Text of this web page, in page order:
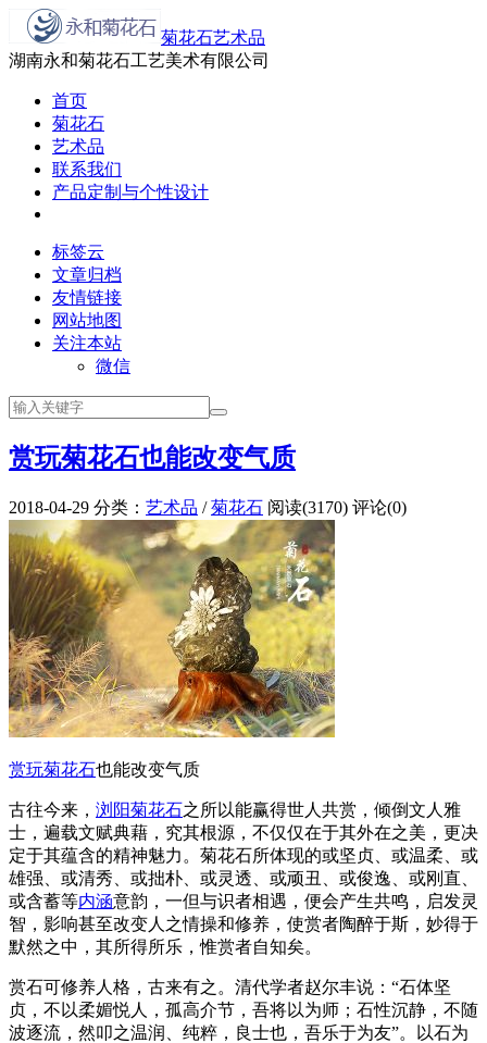
菊花石艺术品
湖南永和菊花石工艺美术有限公司
首页
菊花石
艺术品
联系我们
产品定制与个性设计
标签云
文章归档
友情链接
网站地图
关注本站
微信
赏玩菊花石也能改变气质
2018-04-29 分类： 艺术品 /菊花石 阅读(3170) 评论(0)
赏玩菊花石也能改变气质
古往今来， 浏阳菊花石之所以能赢得世人共赏，倾倒文人雅
士，遍载文赋典藉，究其根源，不仅仅在于其外在之美，更决
定于其蕴含的精神魅力。菊花石所体现的或坚贞、或温柔、或
雄强、或清秀、或拙朴、或灵透、或顽丑、或俊逸、或刚直、
或含蓄等内涵意韵，一但与识者相遇，便会产生共鸣，启发灵
智，影响甚至改变人之情操和修养，使赏者陶醉于斯，妙得于
默然之中，其所得所乐，惟赏者自知矣。
赏石可修养人格，古来有之。清代学者赵尔丰说：“石体坚
贞，不以柔媚悦人，孤高介节，吾将以为师；石性沉静，不随
波逐流，然叩之温润、纯粹，良士也，吾乐于为友”。以石为